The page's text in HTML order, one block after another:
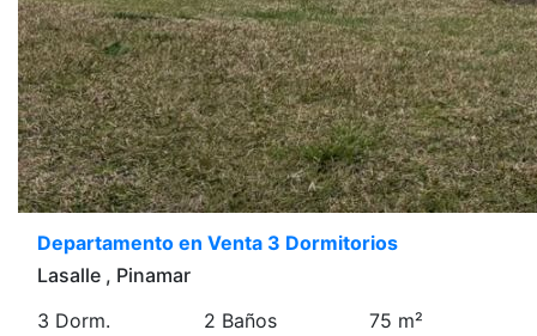
Departamento en Venta 3 Dormitorios
Lasalle , Pinamar
3 Dorm.
2 Baños 75 m²